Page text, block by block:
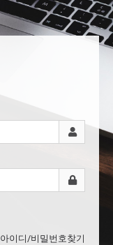
아이디/비밀번호찾기